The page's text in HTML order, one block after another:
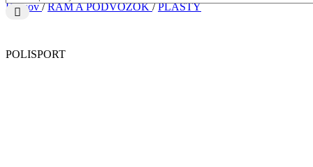
Domov/ RÁM A PODVOZOK/ PLASTY
POLISPORT